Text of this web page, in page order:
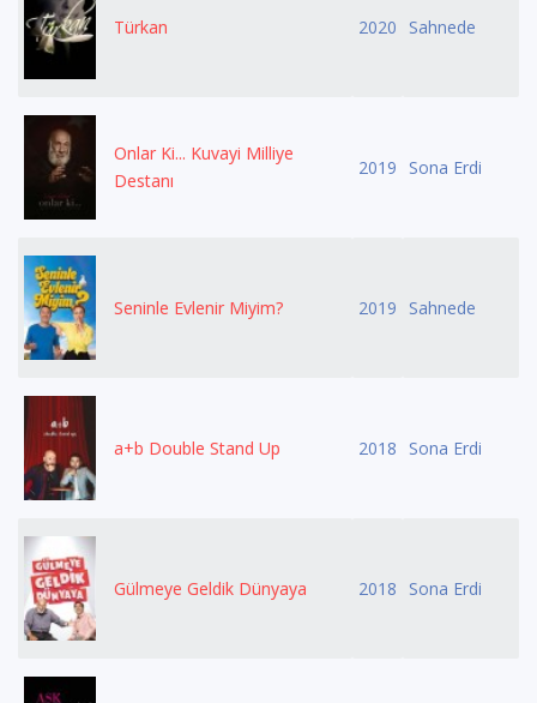
Türkan 2020 Sahnede
Onlar Ki... Kuvayi Milliye
Destanı
2019 Sona Erdi
Seninle Evlenir Miyim? 2019 Sahnede
a+b Double Stand Up 2018 Sona Erdi
Gülmeye Geldik Dünyaya 2018 Sona Erdi